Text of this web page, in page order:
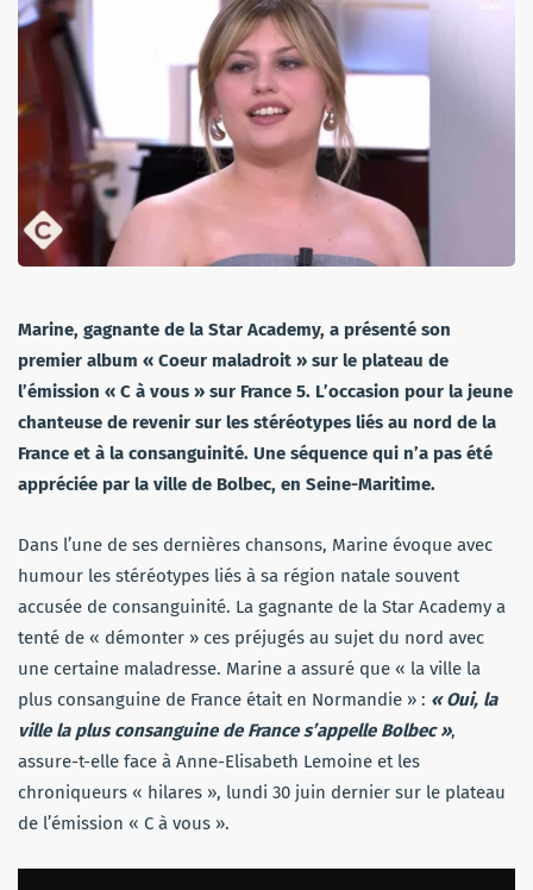
Marine, gagnante de la Star Academy, a présenté son
premier album « Coeur maladroit » sur le plateau de
l’émission « C à vous » sur France 5. L’occasion pour la jeune
chanteuse de revenir sur les stéréotypes liés au nord de la
France et à la consanguinité. Une séquence qui n’a pas été
appréciée par la ville de Bolbec, en Seine-Maritime.
Dans l’une de ses dernières chansons, Marine évoque avec
humour les stéréotypes liés à sa région natale souvent
accusée de consanguinité. La gagnante de la Star Academy a
tenté de « démonter » ces préjugés au sujet du nord avec
une certaine maladresse. Marine a assuré que « la ville la
plus consanguine de France était en Normandie » : « Oui, la
ville la plus consanguine de France s’appelle Bolbec »,
assure-t-elle face à Anne-Elisabeth Lemoine et les
chroniqueurs « hilares », lundi 30 juin dernier sur le plateau
de l’émission « C à vous ».